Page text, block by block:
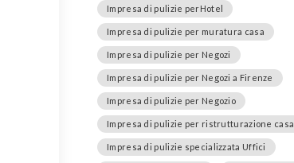
Impresa di pulizie perHotel
Impresa di pulizie per muratura casa
Impresa di pulizie per Negozi
Impresa di pulizie per Negozi a Firenze
Impresa di pulizie per Negozio
Impresa di pulizie per ristrutturazione casa
Impresa di pulizie specializzata Uffici